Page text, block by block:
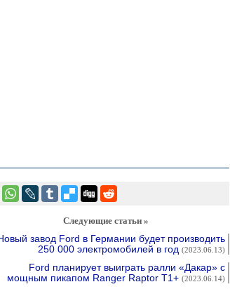
Следующие статьи »
завод Ford в Германии будет производить
250 000 электромобилей в год (2023.06.13)
Ford планирует выиграть ралли «Дакар» с
мощным пикапом Ranger Raptor T1+ (2023.06.14)